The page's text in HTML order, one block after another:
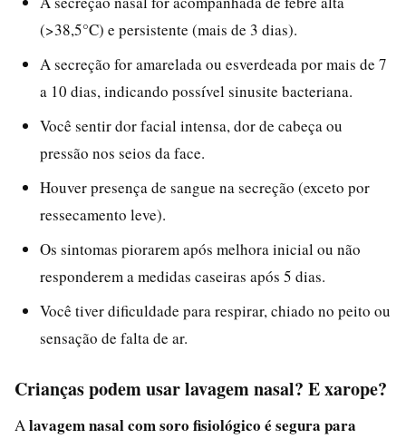
(>38,5°C) e persistente (mais de 3 dias).
A secreção for amarelada ou esverdeada por mais de 7
a 10 dias, indicando possível sinusite bacteriana.
Você sentir dor facial intensa, dor de cabeça ou
pressão nos seios da face.
Houver presença de sangue na secreção (exceto por
ressecamento leve).
Os sintomas piorarem após melhora inicial ou não
responderem a medidas caseiras após 5 dias.
Você tiver dificuldade para respirar, chiado no peito ou
sensação de falta de ar.
Crianças podem usar lavagem nasal? E xarope?
A lavagem nasal com soro fisiológico é segura para